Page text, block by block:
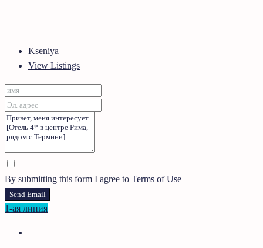
Kseniya
View Listings
By submitting this form I agree to Terms of Use
Send Email
1-ая линия